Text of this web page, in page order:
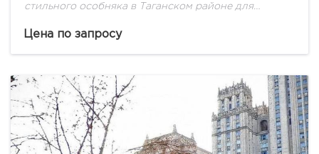
стильного особняка в Таганском районе для
Таганской площади предлагается здание 193 кв.м.
Цена по запросу